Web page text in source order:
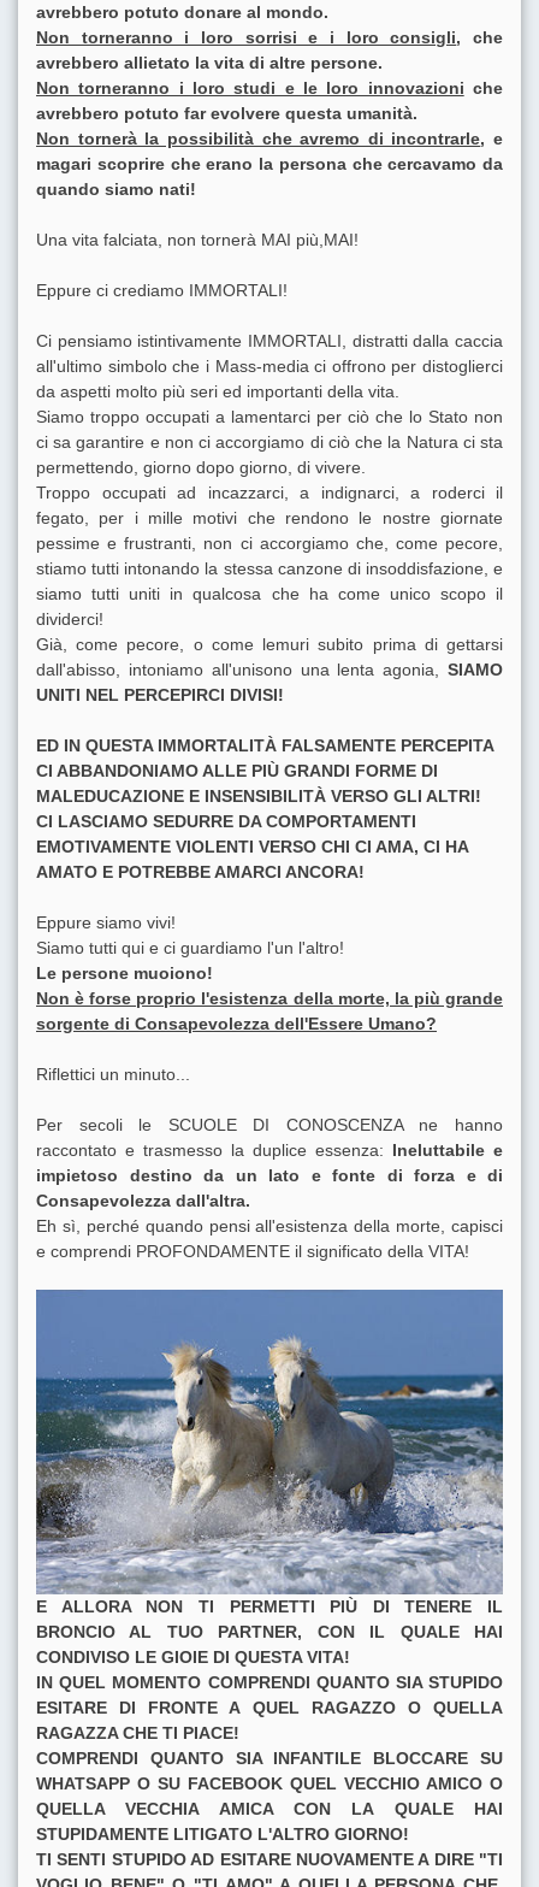
avrebbero potuto donare al mondo.
Non torneranno i loro sorrisi e i loro consigli, che
avrebbero allietato la vita di altre persone.
Non torneranno i loro studi e le loro innovazioni che
avrebbero potuto far evolvere questa umanità.
Non tornerà la possibilità che avremo di incontrarle, e
magari scoprire che erano la persona che cercavamo da
quando siamo nati!
Una vita falciata, non tornerà MAI più,MAI!
Eppure ci crediamo IMMORTALI!
Ci pensiamo istintivamente IMMORTALI, distratti dalla caccia
all'ultimo simbolo che i Mass-media ci offrono per distoglierci
da aspetti molto più seri ed importanti della vita.
Siamo troppo occupati a lamentarci per ciò che lo Stato non
ci sa garantire e non ci accorgiamo di ciò che la Natura ci sta
permettendo, giorno dopo giorno, di vivere.
Troppo occupati ad incazzarci, a indignarci, a roderci il
fegato, per i mille motivi che rendono le nostre giornate
pessime e frustranti, non ci accorgiamo che, come pecore,
stiamo tutti intonando la stessa canzone di insoddisfazione, e
siamo tutti uniti in qualcosa che ha come unico scopo il
dividerci!
Già, come pecore, o come lemuri subito prima di gettarsi
dall'abisso, intoniamo all'unisono una lenta agonia, SIAMO
UNITI NEL PERCEPIRCI DIVISI!
ED IN QUESTA IMMORTALITÀ FALSAMENTE PERCEPITA
CI ABBANDONIAMO ALLE PIÙ GRANDI FORME DI
MALEDUCAZIONE E INSENSIBILITÀ VERSO GLI ALTRI!
CI LASCIAMO SEDURRE DA COMPORTAMENTI
EMOTIVAMENTE VIOLENTI VERSO CHI CI AMA, CI HA
AMATO E POTREBBE AMARCI ANCORA!
Eppure siamo vivi!
Siamo tutti qui e ci guardiamo l'un l'altro!
Le persone muoiono!
Non è forse proprio l'esistenza della morte, la più grande
sorgente di Consapevolezza dell'Essere Umano?
Riflettici un minuto...
Per secoli le SCUOLE DI CONOSCENZA ne hanno
raccontato e trasmesso la duplice essenza: Ineluttabile e
impietoso destino da un lato e fonte di forza e di
Consapevolezza dall'altra.
Eh sì, perché quando pensi all'esistenza della morte, capisci
e comprendi PROFONDAMENTE il significato della VITA!
E ALLORA NON TI PERMETTI PIÙ DI TENERE IL
BRONCIO AL TUO PARTNER, CON IL QUALE HAI
CONDIVISO LE GIOIE DI QUESTA VITA!
IN QUEL MOMENTO COMPRENDI QUANTO SIA STUPIDO
ESITARE DI FRONTE A QUEL RAGAZZO O QUELLA
RAGAZZA CHE TI PIACE!
COMPRENDI QUANTO SIA INFANTILE BLOCCARE SU
WHATSAPP O SU FACEBOOK QUEL VECCHIO AMICO O
QUELLA VECCHIA AMICA CON LA QUALE HAI
STUPIDAMENTE LITIGATO L'ALTRO GIORNO!
TI SENTI STUPIDO AD ESITARE NUOVAMENTE A DIRE "TI